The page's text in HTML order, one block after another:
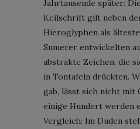
Jahrtausende später:
Keilschrift gilt neben
Hieroglyphen als
Sumerer entwickelten
abstrakte Zeichen, die
in Tontafeln drückten.
gab, lässt sich nicht mit
einige Hundert werden
Vergleich: Im Duden